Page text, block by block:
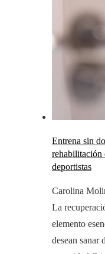
Entrena sin
rehabilitación
deportistas
Carolina
La
elemento
desean sanar